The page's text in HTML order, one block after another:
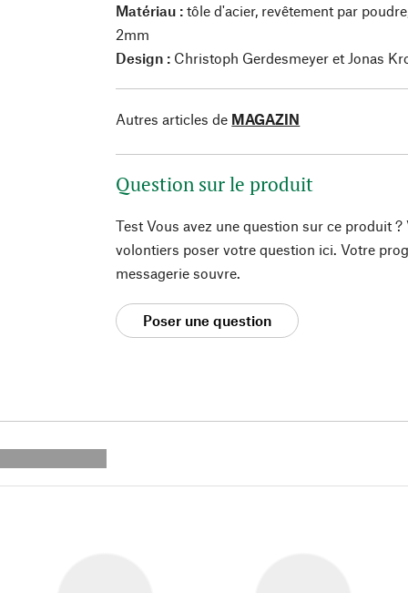
Matériau : tôle d'acier, revêtement par
2mm
Design : Christoph Gerdesmeyer et Jonas
Autres articles de MAGAZIN
Question sur le produit
Test Vous avez une question sur ce produit ?
volontiers poser votre question ici. Votre
messagerie souvre.
Poser une question